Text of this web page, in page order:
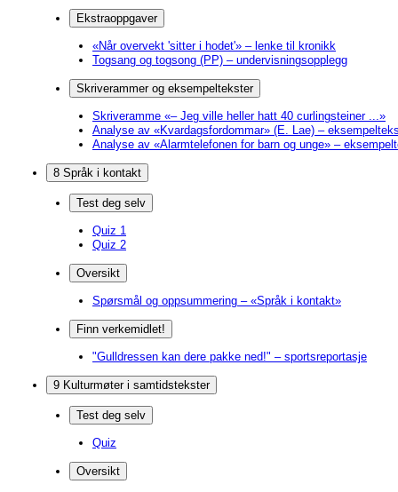
Ekstraoppgaver
«Når overvekt 'sitter i hodet'» – lenke til kronikk
Togsang og togsong (PP) – undervisningsopplegg
Skriverammer og eksempeltekster
Skriveramme «– Jeg ville heller hatt 40 curlingsteiner ...»
Analyse av «Kvardagsfordommar» (E. Lae) –
Analyse av «Alarmtelefonen for barn og unge» –
8 Språk i kontakt
Test deg selv
Quiz 1
Quiz 2
Oversikt
Spørsmål og oppsummering – «Språk i kontakt»
Finn verkemidlet!
"Gulldressen kan dere pakke ned!" – sportsreportasje
9 Kulturmøter i samtidstekster
Test deg selv
Quiz
Oversikt